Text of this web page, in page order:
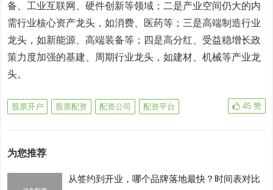
备、工业互联网、硬件创新等领域；二是产业空间仍大的内
需行业核心资产龙头，如消费、医药等；三是高端制造行业
龙头，如新能源、高端装备等；四是高分红、受益稳增长政
策力度加强的基建、周期行业龙头，如建材、机械等产业龙
头。
股票开户 股票配资 配资公司 配资平台 45 赞
为您推荐
从签约到开业，哪个品牌落地最快？时间表对比